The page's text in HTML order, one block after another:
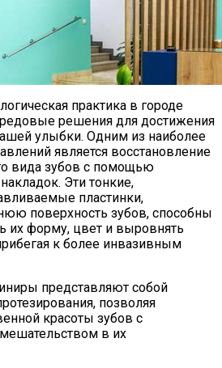
практика в городе
решения для достижения
улыбки. Одним из наиболее
является восстановление
вида зубов с помощью
Эти тонкие,
пластинки,
поверхность зубов, способны
их форму, цвет и выровнять
к более инвазивным
представляют собой
позволяя
красоты зубов с
в их